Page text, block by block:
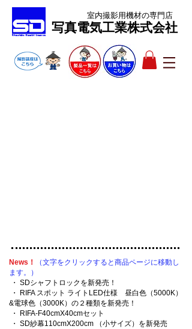
​写真電気工業株式会社
室内撮影用機材の専門店
News！
​（文字をクリックすると商品ページに移動し
ます。）
・ SDシャフトロックを新発売！
・
RIFA スポット ライトLED仕様 昼白色（5000K）
&電球色（3000K）の２種類を新発売！
・
RIFA-F40cmX40cmセット
・ SD紗幕110cmX200cm （小サイズ）を新発売